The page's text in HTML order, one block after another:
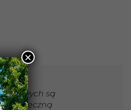
są
ostateczną
×